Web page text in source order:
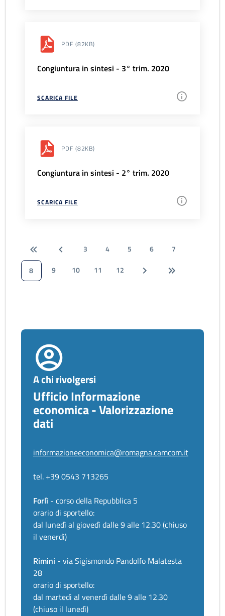
PDF (82KB)
Congiuntura in sintesi - 3° trim. 2020
SCARICA FILE
PDF (82KB)
Congiuntura in sintesi - 2° trim. 2020
SCARICA FILE
3 4 5 6
7
8
9 10 11 12
A chi rivolgersi
Ufficio Informazione
economica - Valorizzazione
dati
informazioneeconomica@romagna.camcom.it
tel. +39 0543 713265
Forlì - corso della Repubblica 5
orario di sportello:
dal lunedì al giovedì dalle 9 alle 12.30 (chiuso
il venerdì)
Rimini - via Sigismondo Pandolfo Malatesta
28
orario di sportello:
dal martedì al venerdì dalle 9 alle 12.30
(chiuso il lunedì)